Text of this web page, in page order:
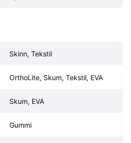
Skinn, Tekstil
OrthoLite, Skum, Tekstil, EVA
Skum, EVA
Gummi